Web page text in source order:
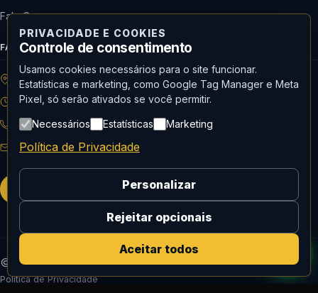
Fale Conosco
FALE COM A ALMONT
R: Horácio de Castilho, 284 Vila Maria | São Paulo-SP
08h às 18h | Seg. a Qui. | 08h às 17h | Sex.
11 3488-9300 RECEPÇÃO
recepcao@almont.com.br
© 2026 Almont do Brasil — Todos os direitos reservados.
Política de Privacidade
PRIVACIDADE E COOKIES
Controle de consentimento
Usamos cookies necessários para o site funcionar.
Estatísticas e marketing, como Google Tag Manager e Meta
Pixel, só serão ativados se você permitir.
Necessários Estatísticas Marketing
Política de Privacidade
Personalizar
Rejeitar opcionais
Aceitar todos